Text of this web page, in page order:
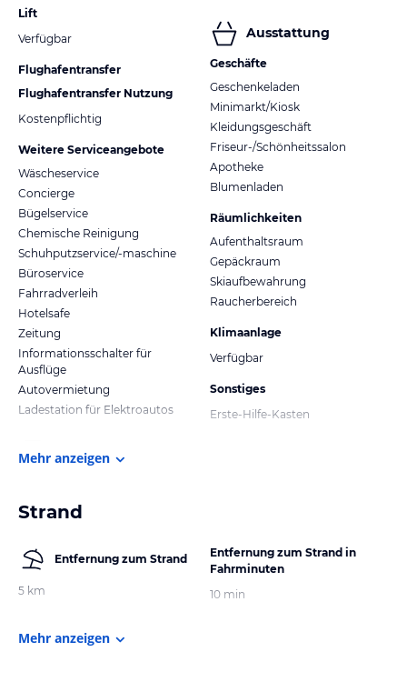
Lift
Verfügbar
Flughafentransfer
Flughafentransfer Nutzung
Kostenpflichtig
Weitere Serviceangebote
Wäscheservice
Concierge
Bügelservice
Chemische Reinigung
Schuhputzservice/-maschine
Büroservice
Fahrradverleih
Hotelsafe
Zeitung
Informationsschalter für
Ausflüge
Autovermietung
Ladestation für Elektroautos
Ausstattung
Geschäfte
Geschenkeladen
Minimarkt/Kiosk
Kleidungsgeschäft
Friseur-/Schönheitssalon
Apotheke
Blumenladen
Räumlichkeiten
Aufenthaltsraum
Gepäckraum
Skiaufbewahrung
Raucherbereich
Klimaanlage
Verfügbar
Sonstiges
Erste-Hilfe-Kasten
Mehr anzeigen
Strand
Entfernung zum Strand
5 km
Entfernung zum Strand in
Fahrminuten
10 min
Mehr anzeigen